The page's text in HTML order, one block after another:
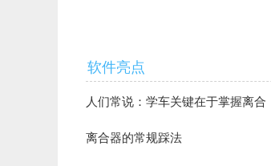
软件亮点
人们常说：学车关键在于掌握离合
离合器的常规踩法